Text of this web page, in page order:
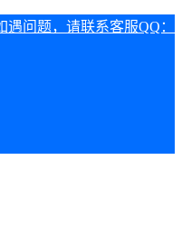
问题，请联系客服QQ：